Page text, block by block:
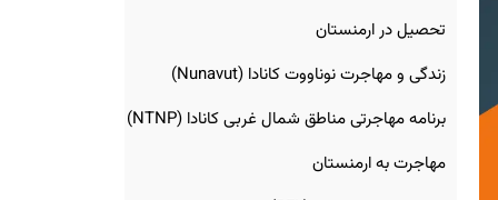
تحصیل در ارمنستان
زندگی و مهاجرت نوناووت کانادا (Nunavut)
برنامه مهاجرتی مناطق شمال غربی کانادا (NTNP)
مهاجرت به ارمنستان